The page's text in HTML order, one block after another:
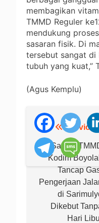
membagikan
TMMD Reguler
mendukung
sasaran fisik. Di
tersebut sangat di
tubuh yang kuat,”
(Agus Kemplu)
Navigasi
posSatgas
Kodim
Tancap
Pengerjaan
di
Dikebut
Hari